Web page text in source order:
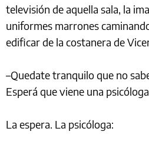
televisión de aquella sala, la
uniformes marrones
edificar de la costanera de
–Quedate tranquilo que no
Esperá que viene una
La espera. La psicóloga: